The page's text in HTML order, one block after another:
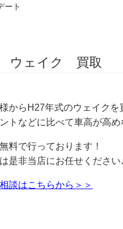
ート
ウェイク 買取
からH27年式のウェイクを
トなどに比べて車高が高
料で行っております！
是非当店にお任せください
談はこちらから＞＞